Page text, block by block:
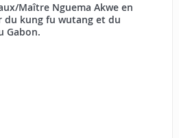
Maître Nguema Akwe en
du kung fu wutang et du
Gabon.